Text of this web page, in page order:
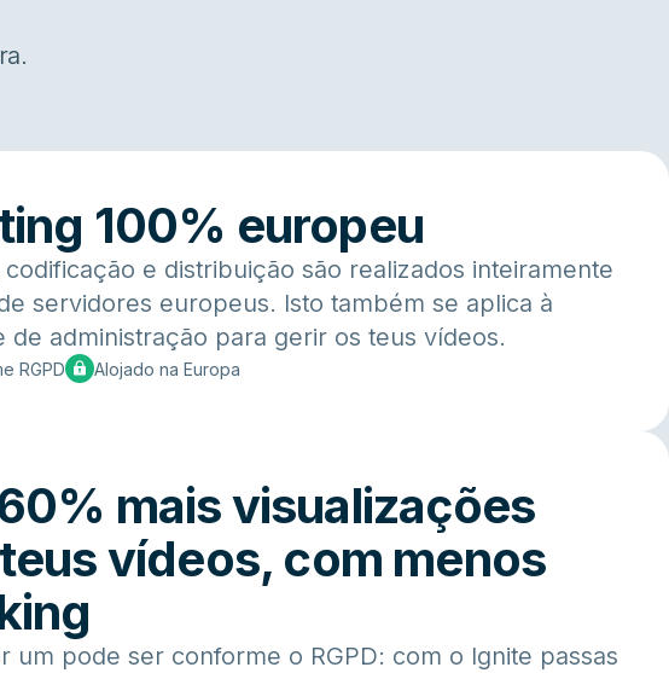
100% europeu
codificação e distribuição são realizados inteiramente
servidores europeus. Isto também se aplica à
de administração para gerir os teus vídeos.
RGPD Alojado na Europa
mais visualizações
vídeos, com menos
um pode ser conforme o RGPD: com o Ignite passas